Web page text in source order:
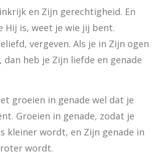
en Zijn gerechtigheid. En
Hij is, weet je wie jij bent.
vergeven. Als je in Zijn ogen
dan heb je Zijn liefde en genade
groeien in genade wel dat je
Groeien in genade, zodat je
kleiner wordt, en Zijn genade in
wordt.